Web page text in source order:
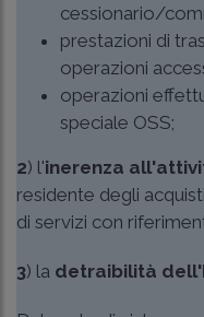
cessionario/
prestazioni di
operazioni
operazioni
speciale OSS;
2) l'inerenza
residente degli
di servizi con
3) la detraibilità